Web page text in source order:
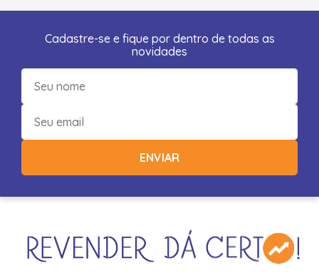
Cadastre-se e fique por dentro de todas as
novidades
ENVIAR